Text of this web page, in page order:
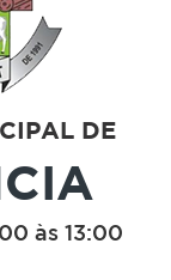
DE
às 13:00